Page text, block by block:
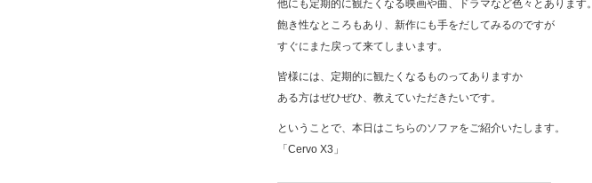
他にも定期的に観たくなる映画や曲、ドラマなど色々とあります。
飽き性なところもあり、新作にも手をだしてみるのですが
すぐにまた戻って来てしまいます。
皆様には、定期的に観たくなるものってありますか
ある方はぜひぜひ、教えていただきたいです。
ということで、本日はこちらのソファをご紹介いたします。
「Cervo X3」